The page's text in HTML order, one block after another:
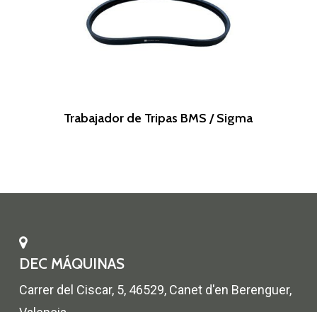
Leer Más
Trabajador de Tripas BMS / Sigma
DEC MÁQUINAS
Carrer del Ciscar, 5, 46529, Canet d'en Berenguer,